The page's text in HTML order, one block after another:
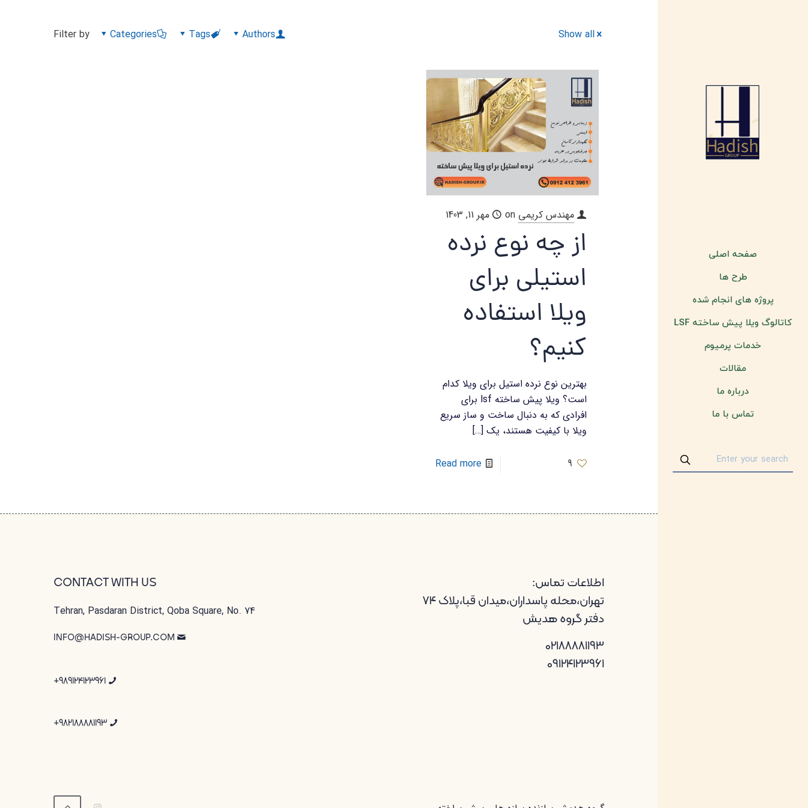
صفحه اصلی
طرح ها
پروژه های انجام شده
کاتالوگ ویلا پیش ساخته LSF
خدمات پرمیوم
مقالات
درباره ما
تماس با ما
Filter by Categories Tags Authors Show all
مهندس کریمی on مهر 11, 1403
از چه نوع نرده
استیلی برای
ویلا استفاده
کنیم؟
بهترین نوع نرده استیل برای ویلا کدام
است؟ ویلا پیش ساخته lsf برای
افرادی که به دنبال ساخت و ساز سریع
ویلا با کیفیت هستند، یک […]
9
Read more
اطلاعات تماس:
تهران،محله پاسداران،میدان قبا،پلاک ۷۴
دفتر گروه هدیش
02188881193
09124123961
CONTACT WITH US
Tehran, Pasdaran District, Qoba Square, No. 74